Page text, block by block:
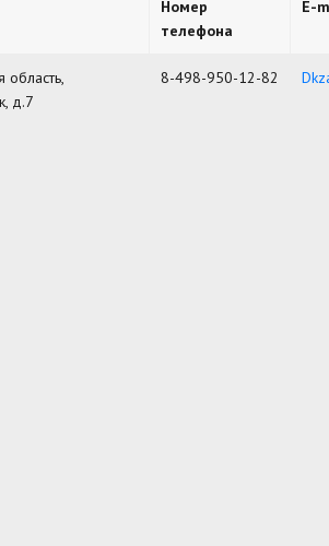
Номер
телефона
E-
область,
д.7
8-498-950-12-82